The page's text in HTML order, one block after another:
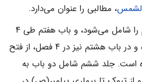
، مطالبى را عنوان مى‌دارد.
جلد پنجم دو باب هفتم و هشتم را شامل مى‌شود، و باب هفتم طى ۴
را بررسى کرده و در باب هشتم نیز در ۴ فصل، از فتح
است. جلد ششم شامل دو باب به